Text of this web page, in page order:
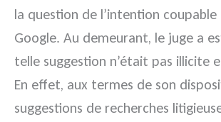
la question de l’intention
Google. Au demeurant, le juge a
telle suggestion n’était pas illicite
En effet, aux termes de son
suggestions de recherches